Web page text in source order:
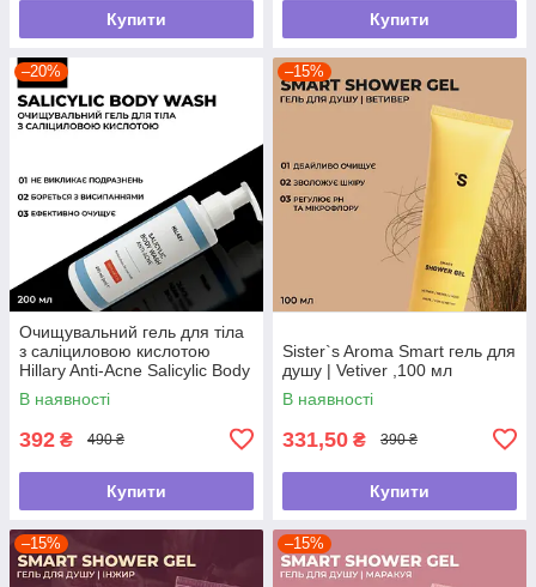
Купити Купити
–20%
Очищувальний гель для тіла
з саліциловою кислотою
Hillary Anti-Acne Salicylic Body
Wash , 200 мл
В наявності
392 ₴ 490 ₴
Купити
–15%
Sister`s Aroma Smart гель для
душу | Vetiver ,100 мл
В наявності
331,50 ₴ 390 ₴
Купити
–15% –15%